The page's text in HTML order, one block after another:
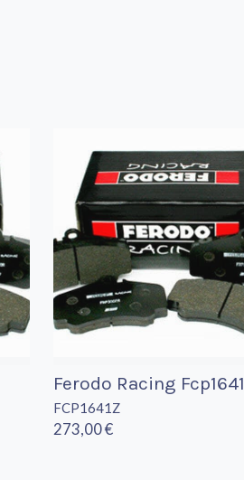
Ferodo Racing
FCP1641Z
273,00 €